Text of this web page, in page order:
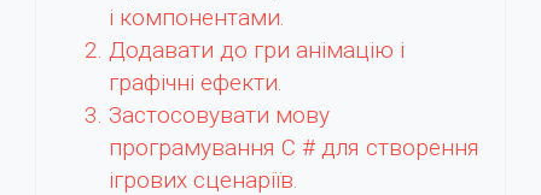
і компонентами.
Додавати до гри анімацію і
графічні ефекти.
Застосовувати мову
програмування C # для створення
ігрових сценаріїв.